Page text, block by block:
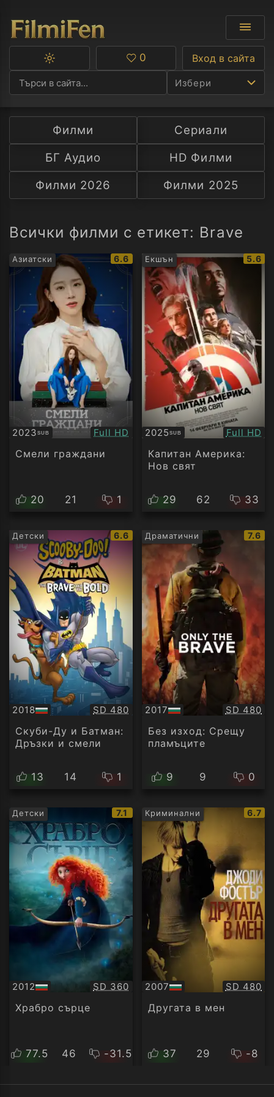
Избери
Ф
С
А
Превключване
тъмна
тема
Любими
0 Вход в сайта
Филми
Сериали
БГ Аудио
HD Филми
Филми 2026
Филми 2025
Всички филми с етикет: Brave
Азиатски
IMDb
рейтинг:
6.6
2023SUB
Субтитри Качество:
Full HD
Смели граждани
20 21 1
Екшън
IMDb
5.6
2025SUB
Субтитри Full HD
Капитан Америка:
Нов свят
29 62 33
Детски
IMDb
рейтинг:
6.6
2018
БГ
аудио
Качество:
SD 480
Скуби-Ду и Батман:
Дръзки и смели
13 14 1
Драматични
IMDb
7.6
2017
БГ
аудио
SD 480
Без изход: Срещу
пламъците
9 9 0
Детски
IMDb
рейтинг:
7.1
2012
БГ
аудио
Качество:
SD 360
Храбро сърце
77.5 46 -31.5
Криминални
IMDb
6.7
2007
БГ
аудио
SD 480
Другата в мен
37 29 -8